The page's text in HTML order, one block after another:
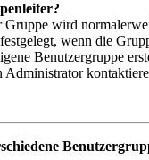
Gruppe wird
wenn die
Benutzergruppe
Administrator